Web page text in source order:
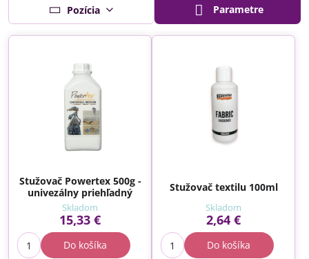
Pozícia Parametre
Stužovač Powertex 500g -
univezálny priehľadný
Skladom
15,33 €
Do košíka
Stužovač textilu 100ml
Skladom
2,64 €
Do košíka